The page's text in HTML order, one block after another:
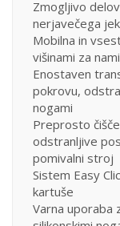
Zmogljivo
nerjavečega
Mobilna in
višinami za
Enostaven
pokrovu,
nogami
Preprosto
odstranljive
pomivalni stroj
Sistem Easy
kartuše
Varna uporaba